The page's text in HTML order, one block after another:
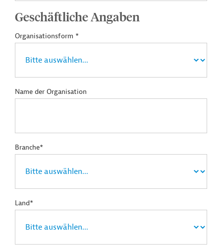
Geschäftliche Angaben
Organisationsform *
Name der Organisation
Branche*
Land*